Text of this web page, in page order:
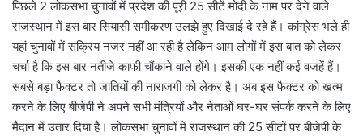
पिछले 2 लोकसभा चुनावों में प्रदेश की पूरी 25 सीटें मोदी के नाम पर देने वाले
राजस्थान में इस बार सियासी समीकरण उलझे हुए दिखाई दे रहे हैं। कांग्रेस भले ही
यहां चुनावों में सक्रिय नजर नहीं आ रही है लेकिन आम लोगों में इस बात को लेकर
चर्चा है कि इस बार नतीजे काफी चौंकाने वाले होंगे। इसकी एक नहीं कई वजहें हैं।
सबसे बड़ा फैक्टर तो जातियों की नाराजगी को लेकर है। अब इस फैक्टर को खत्म
करने के लिए बीजेपी ने अपने सभी मंत्रियों और नेताओं घर-घर संपर्क करने के लिए
मैदान में उतार दिया है। लोकसभा चुनावों में राजस्थान की 25 सीटों पर बीजेपी के